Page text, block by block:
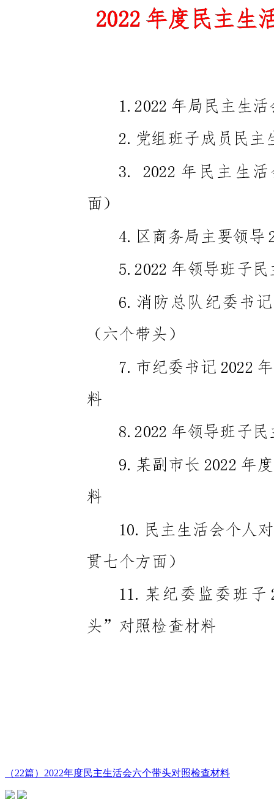
（22篇）2022年度民主生活会六个带头对照检查材料